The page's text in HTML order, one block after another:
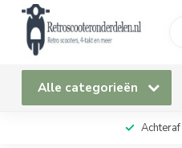
Alle categorieën